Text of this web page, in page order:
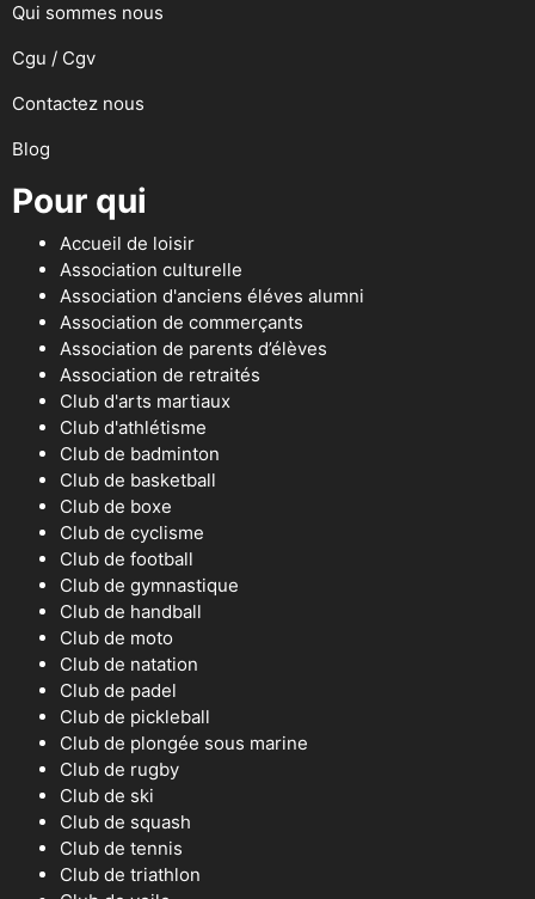
Qui sommes nous
Cgu / Cgv
Contactez nous
Blog
Pour qui
Accueil de loisir
Association culturelle
Association d'anciens éléves alumni
Association de commerçants
Association de parents d’élèves
Association de retraités
Club d'arts martiaux
Club d'athlétisme
Club de badminton
Club de basketball
Club de boxe
Club de cyclisme
Club de football
Club de gymnastique
Club de handball
Club de moto
Club de natation
Club de padel
Club de pickleball
Club de plongée sous marine
Club de rugby
Club de ski
Club de squash
Club de tennis
Club de triathlon